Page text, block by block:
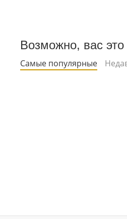
Возможно, вас это
Самые популярные